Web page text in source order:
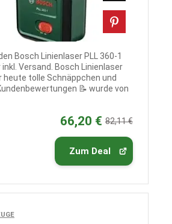
Bosch Linienlaser PLL 360-1
Versand. Bosch Linienlaser
heute tolle Schnäppchen und
📝 wurde von
66,20 € 82,11 €
Zum Deal